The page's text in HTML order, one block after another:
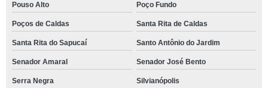
Pouso Alto Poço Fundo
Poços de Caldas Santa Rita de Caldas
Santa Rita do Sapucaí Santo Antônio do Jardim
Senador Amaral Senador José Bento
Serra Negra Silvianópolis